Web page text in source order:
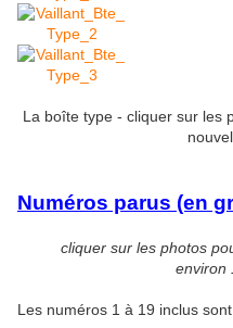
La boîte type - cliquer sur les
Numéros parus (en
cliquer sur les photos
environ
Les numéros 1 à 19 inclus